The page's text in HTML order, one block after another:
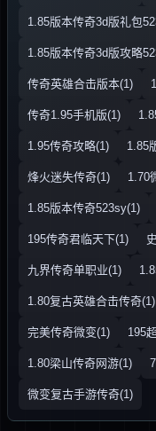
1.85版本传奇3d版礼包
1.85版本传奇3d版攻略
传奇英雄合击版本(1)
传奇1.95手机版(1)
1.95传奇攻略(1) 1.85
烽火迷失传奇(1) 1.70
1.85版本传奇523sy(1)
195传奇君临天下(1)
九界传奇单职业(1)
1.80复古英雄合击传奇(1)
完美传奇微变(1) 195
1.80梁山传奇网游(1)
微变复古手游传奇(1)